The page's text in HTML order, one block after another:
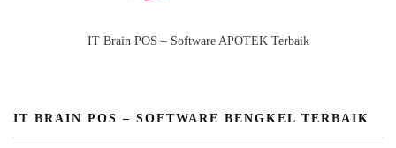
IT Brain POS – Software APOTEK Terbaik
IT BRAIN POS – SOFTWARE BENGKEL TERBAIK